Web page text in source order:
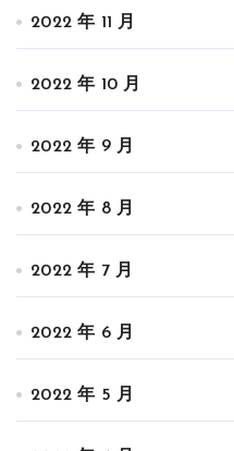
2022 年 11 月
2022 年 10 月
2022 年 9 月
2022 年 8 月
2022 年 7 月
2022 年 6 月
2022 年 5 月